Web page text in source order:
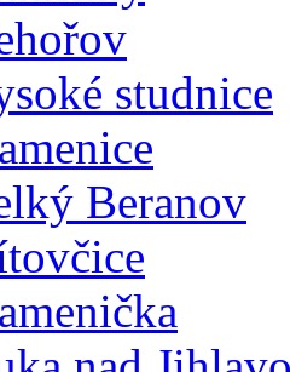
studnice
Beranov